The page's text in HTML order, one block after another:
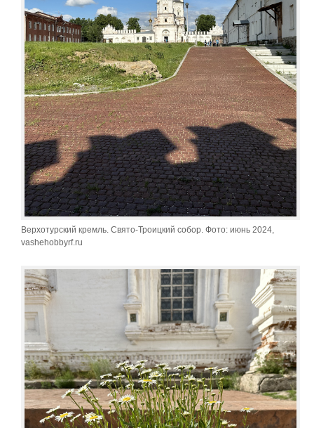
Верхотурский кремль. Свято-Троицкий собор. Фото: июнь 2024,
vashehobbyrf.ru